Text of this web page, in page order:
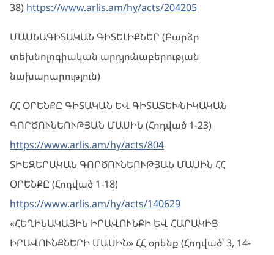
38) https://www.arlis.am/hy/acts/204205
ՄԱՍՆԱԳԻՏԱԿԱՆ ԳԻՏԵԼԻՔՆԵՐ (Բարձր
տեխնոլոգիական արդյունաբերության
նախարարություն)
ՀՀ ՕՐԵՆՔԸ ԳԻՏԱԿԱՆ ԵՎ ԳԻՏԱՏԵԽՆԻԿԱԿԱՆ
ԳՈՐԾՈՒՆԵՈՒԹՅԱՆ ՄԱՍԻՆ (Հոդված 1-23)
https://www.arlis.am/hy/acts/804
ՏԻԵԶԵՐԱԿԱՆ ԳՈՐԾՈՒՆԵՈՒԹՅԱՆ ՄԱՍԻՆ ՀՀ
ՕՐԵՆՔԸ (Հոդված 1-18)
https://www.arlis.am/hy/acts/140629
«ՀԵՂԻՆԱԿԱՅԻՆ ԻՐԱՎՈՒՆՔԻ ԵՎ ՀԱՐԱԿԻՑ
ԻՐԱՎՈՒՆՔՆԵՐԻ ՄԱՍԻՆ» ՀՀ օրենք (Հոդված՝ 3, 14-